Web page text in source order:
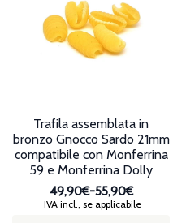
possono
essere
scelte
nella
Trafila assemblata in
bronzo Gnocco Sardo 21mm
compatibile con Monferrina
59 e Monferrina Dolly
49,90€-55,90€
Fascia
IVA incl., se applicabile